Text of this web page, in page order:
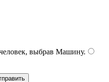
выбрав Машину.